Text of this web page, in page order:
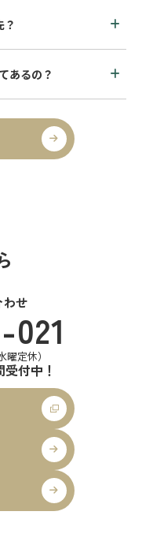
？
あるの？
せ
定休）
付中！